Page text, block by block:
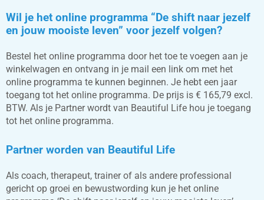
Wil je het online programma “De shift naar jezelf
en jouw mooiste leven” voor jezelf volgen?
Bestel het online programma door het toe te voegen aan je
winkelwagen en ontvang in je mail een link om met het
online programma te kunnen beginnen. Je hebt een jaar
toegang tot het online programma. De prijs is € 165,79 excl.
BTW. Als je Partner wordt van Beautiful Life hou je toegang
tot het online programma.
Partner worden van Beautiful Life
Als coach, therapeut, trainer of als andere professional
gericht op groei en bewustwording kun je het online